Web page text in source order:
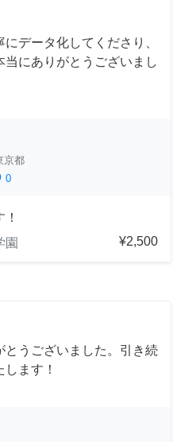
データ化してくださり、
にありがとうございまし
京都
0
園
¥2,500
とうございました。引き続
ます！